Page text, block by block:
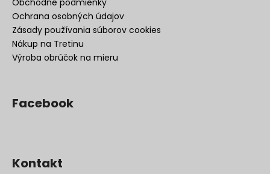
Ochrana osobných údajov
Zásady používania súborov cookies
Nákup na Tretinu
Výroba obrúčok na mieru
Facebook
Kontakt